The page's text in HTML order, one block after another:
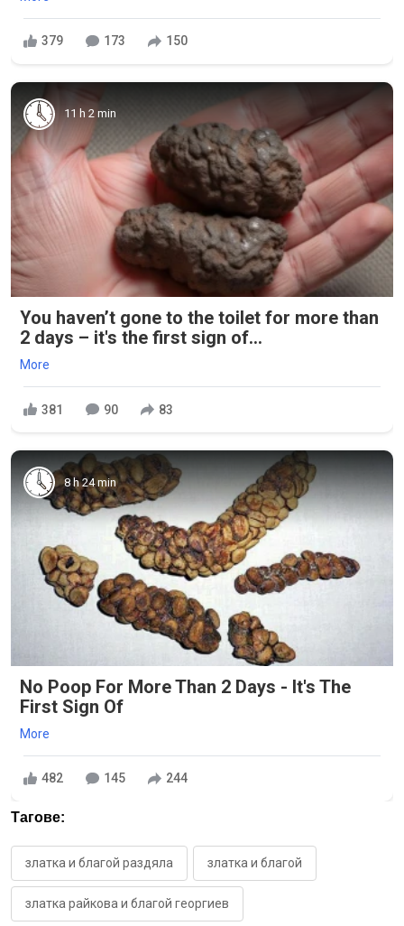
379 173 150
11 h 2 min
You haven’t gone to the toilet for more than
2 days – it's the first sign of...
More
381 90 83
8 h 24 min
No Poop For More Than 2 Days - It's The
First Sign Of
More
482 145 244
Тагове:
златка и благой раздяла златка и благой
златка райкова и благой георгиев